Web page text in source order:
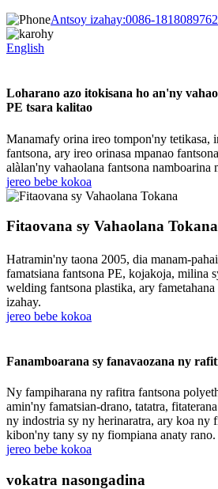
Antsoy izahay:0086-
English
Loharano azo itokisana ho an'ny
PE tsara kalitao
Manamafy orina ireo tompon'ny tetikasa,
fantsona, ary ireo orinasa mpanao
alàlan'ny vahaolana fantsona namboarina
jereo bebe kokoa
Fitaovana sy Vahaolana Tokana
Hatramin'ny taona 2005, dia manam-
famatsiana fantsona PE, kojakoja, milina
welding fantsona plastika, ary fametahana
izahay.
jereo bebe kokoa
Fanamboarana sy fanavaozana ny
Ny fampiharana ny rafitra fantsona
amin'ny famatsian-drano, tatatra,
ny indostria sy ny herinaratra, ary koa ny
kibon'ny tany sy ny fiompiana anaty rano.
jereo bebe kokoa
vokatra nasongadina